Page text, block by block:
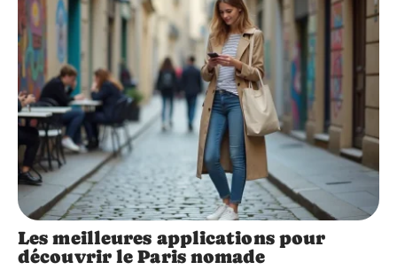
Les meilleures applications pour
découvrir le Paris nomade